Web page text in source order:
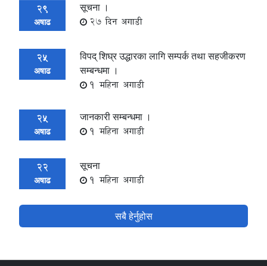
29
अषाढ
सूचना ।
27 दिन अगाडी
25
अषाढ
विपद् शिघ्र उद्धारका लागि सम्पर्क तथा सहजीकरण
सम्बन्धमा ।
1 महिना अगाडी
25
अषाढ
जानकारी सम्बन्धमा ।
1 महिना अगाडी
22
अषाढ
सूचना
1 महिना अगाडी
सबै हेर्नुहोस